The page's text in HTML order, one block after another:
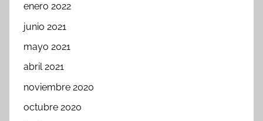
enero 2022
junio 2021
mayo 2021
abril 2021
noviembre 2020
octubre 2020